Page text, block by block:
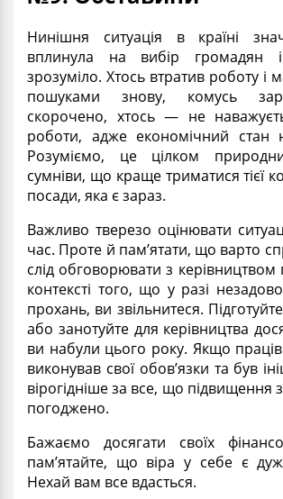
Нинішня ситуація в країні
вплинула на вибір громадян
зрозуміло. Хтось втратив роботу і
пошуками знову, комусь
скорочено, хтось — не
роботи, адже економічний стан
Розуміємо, це цілком
сумніви, що краще триматися тієї
посади, яка є зараз.
Важливо тверезо оцінювати
час. Проте й пам’ятати, що варто
слід обговорювати з
контексті того, що у разі
прохань, ви звільнитеся.
або занотуйте для керівництва
ви набули цього року. Якщо
виконував свої обов’язки та був
вірогідніше за все, що підвищення
погоджено.
Бажаємо досягати своїх
пам’ятайте, що віра у себе є
Нехай вам все вдасться.